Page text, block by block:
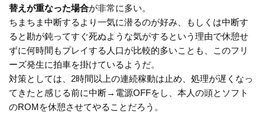
替えが重なった場合が非常に多い。
ちまちま中断するより一気に潜るのが好み、もしくは中断す
ると勘が鈍ってすぐ死ぬような気がするという理由で休憩せ
ずに何時間もプレイする人口が比較的多いことも、このフリ
ーズ発生に拍車を掛けているようだ。
対策としては、2時間以上の連続稼動は止め、処理が遅くなっ
てきたと感じる前に中断→電源OFFをし、本人の頭とソフト
のROMを休憩させてやることだろう。